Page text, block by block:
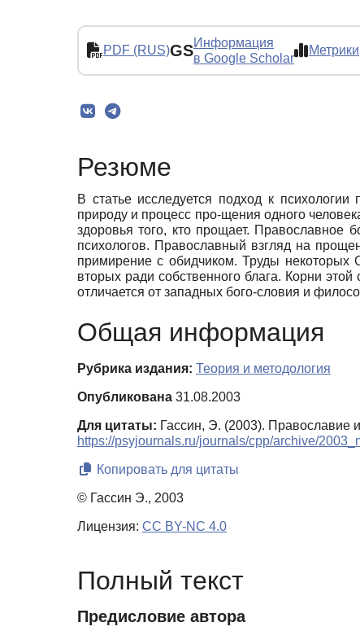
PDF (RUS)GSИнформация
в Google Scholar
Метрики
Резюме
В статье исследуется подход к
природу и процесс про-щения одного
здоровья того, кто прощает. Православное
психологов. Православный взгляд на
примирение с обидчиком. Труды некоторых
вторых ради собственного блага. Корни
отличается от западных бого-словия и
Общая информация
Рубрика издания: Теория и методология
Опубликована 31.08.2003
Для цитаты: Гассин, Э. (2003). Православие
https://psyjournals.ru/journals/cpp/archive/
Копировать для цитаты
© Гассин Э., 2003
Лицензия: CC BY-NC 4.0
Полный текст
Предисловие автора